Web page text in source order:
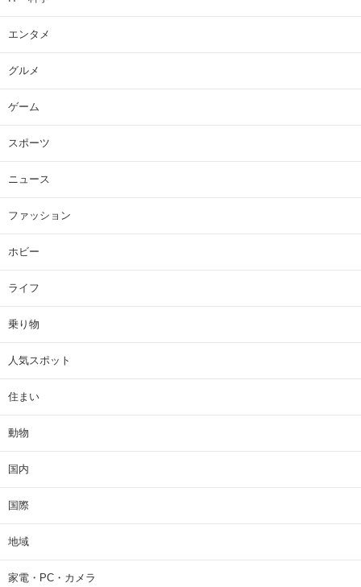
エンタメ
グルメ
ゲーム
スポーツ
ニュース
ファッション
ホビー
ライフ
乗り物
人気スポット
住まい
動物
国内
国際
地域
家電・PC・カメラ